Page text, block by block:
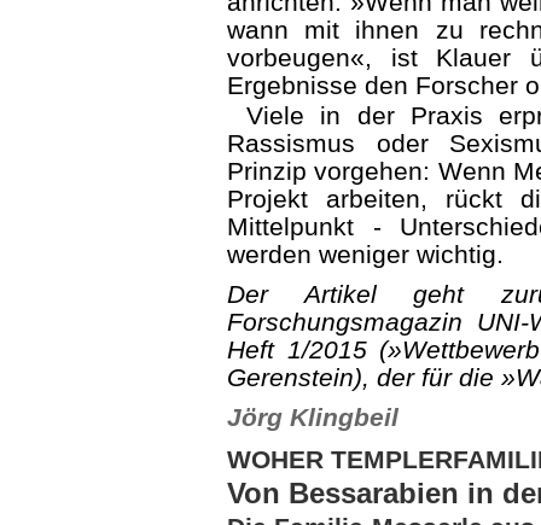
wann mit ihnen zu
vorbeugen«, ist Klauer
Ergebnisse den Forscher
Viele in der Praxis
Rassismus oder
Prinzip vorgehen: Wenn
Projekt arbeiten, rückt
Mittelpunkt -
werden weniger wichtig.
Der Artikel geht
Forschungsmagazin
Heft 1/2015
Gerenstein), der für die
Jörg Klingbeil
WOHER
Von Bessarabien in